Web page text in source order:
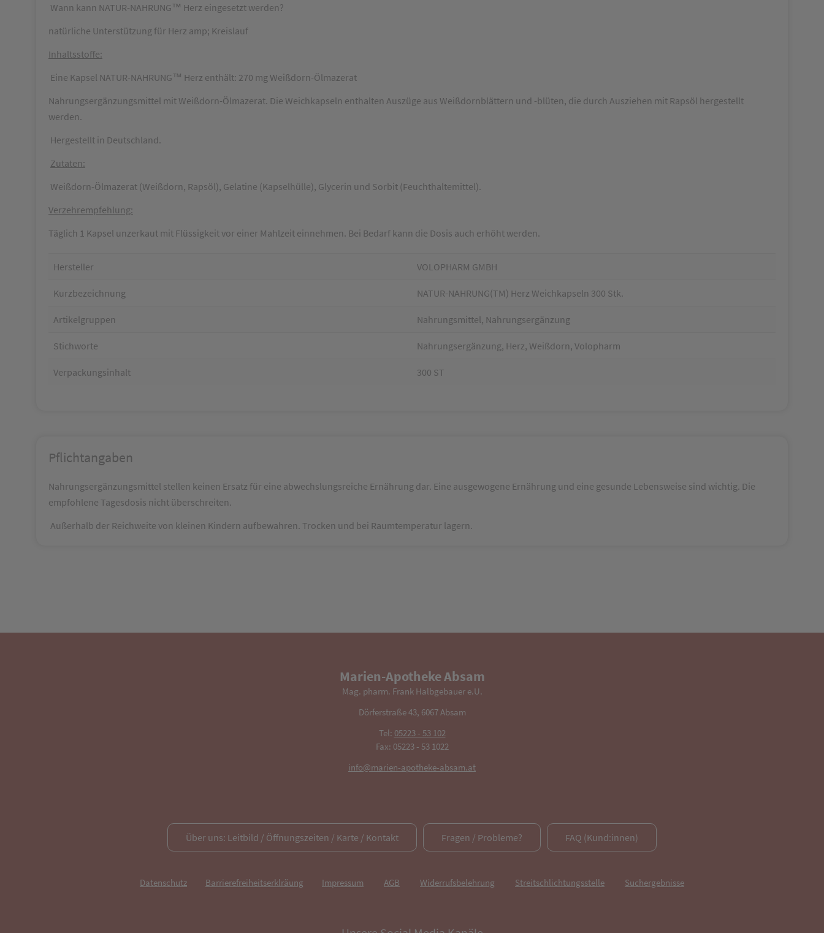
Wann kann NATUR-NAHRUNG™ Herz eingesetzt werden?
natürliche Unterstützung für Herz amp; Kreislauf
Inhaltsstoffe:
Eine Kapsel NATUR-NAHRUNG™ Herz enthält: 270 mg Weißdorn-Ölmazerat
Nahrungsergänzungsmittel mit Weißdorn-Ölmazerat. Die Weichkapseln enthalten Auszüge aus Weißdornblättern und -blüten, die durch Ausziehen mit Rapsöl hergestellt
werden.
Hergestellt in Deutschland.
Zutaten:
Weißdorn-Ölmazerat (Weißdorn, Rapsöl), Gelatine (Kapselhülle), Glycerin und Sorbit (Feuchthaltemittel).
Verzehrempfehlung:
Täglich 1 Kapsel unzerkaut mit Flüssigkeit vor einer Mahlzeit einnehmen. Bei Bedarf kann die Dosis auch erhöht werden.
Hersteller VOLOPHARM GMBH
Kurzbezeichnung NATUR-NAHRUNG(TM) Herz Weichkapseln 300 Stk.
Artikelgruppen Nahrungsmittel, Nahrungsergänzung
Stichworte Nahrungsergänzung, Herz, Weißdorn, Volopharm
Verpackungsinhalt 300 ST
Pflichtangaben
Nahrungsergänzungsmittel stellen keinen Ersatz für eine abwechslungsreiche Ernährung dar. Eine ausgewogene Ernährung und eine gesunde Lebensweise sind wichtig. Die
empfohlene Tagesdosis nicht überschreiten.
Außerhalb der Reichweite von kleinen Kindern aufbewahren. Trocken und bei Raumtemperatur lagern.
Marien-Apotheke Absam
Mag. pharm. Frank Halbgebauer e.U.
Dörferstraße 43, 6067 Absam
Tel: 05223 - 53 102
Fax: 05223 - 53 1022
info@marien-apotheke-absam.at
Über uns: Leitbild / Öffnungszeiten / Karte / Kontakt Fragen / Probleme? FAQ (Kund:innen)
Datenschutz Barrierefreiheitserklräung Impressum AGB Widerrufsbelehrung Streitschlichtungsstelle Suchergebnisse